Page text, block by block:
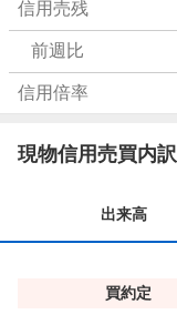
%
、
強
く
売
た
3
信用売残
前週比
信用倍率
現物信用売買内訳
出来高
買約定